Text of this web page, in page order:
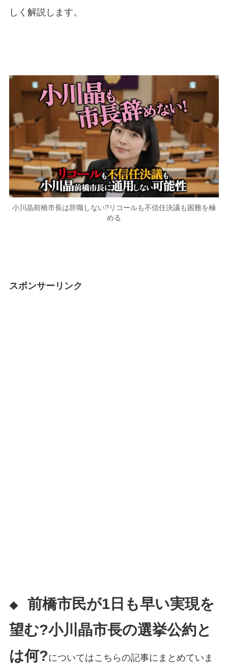
しく解説します。
小川晶前橋市長は辞職しない?リコールも不信任決議も困難を極
める
スポンサーリンク
◆ 前橋市民が1日も早い実現を
望む?小川晶市長の選挙公約と
は何?についてはこちらの記事にまとめていま